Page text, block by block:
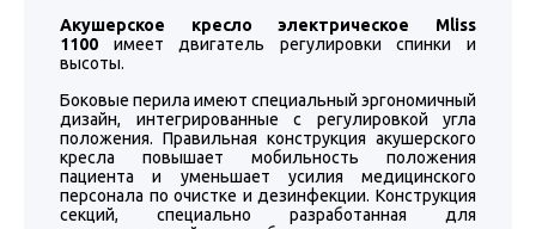
Акушерское кресло электрическое Mliss
1100 имеет двигатель регулировки спинки и
высоты.
Боковые перила имеют специальный эргономичный
дизайн, интегрированные с регулировкой угла
положения. Правильная конструкция акушерского
кресла повышает мобильность положения
пациента и уменьшает усилия медицинского
персонала по очистке и дезинфекции. Конструкция
секций, специально разработанная для